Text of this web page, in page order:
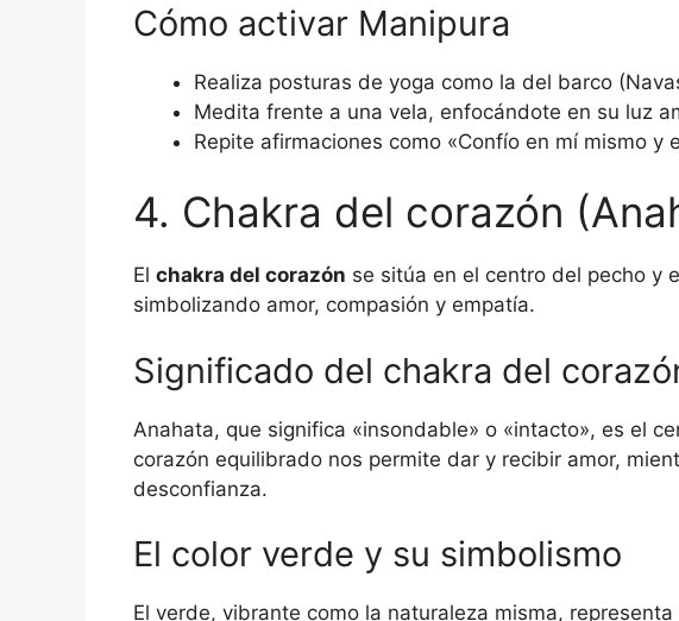
Cómo activar Manipura
Realiza posturas de yoga como la del barco
Medita frente a una vela, enfocándote en su luz
Repite afirmaciones como «Confío en mí mismo y
4. Chakra del corazón
El chakra del corazón se sitúa en el centro del pecho y
simbolizando amor, compasión y empatía.
Significado del chakra del
Anahata, que significa «insondable» o «intacto», es el
corazón equilibrado nos permite dar y recibir amor,
desconfianza.
El color verde y su simbolismo
El verde, vibrante como la naturaleza misma,